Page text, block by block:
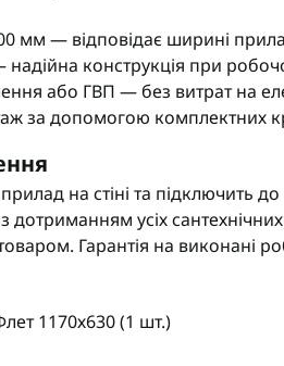
мм — відповідає ширині
конструкція при
або ГВП — без витрат на
за допомогою комплектних
на стіні та підключить
дотриманням усіх
Гарантія на виконані
1170х630 (1 шт.)